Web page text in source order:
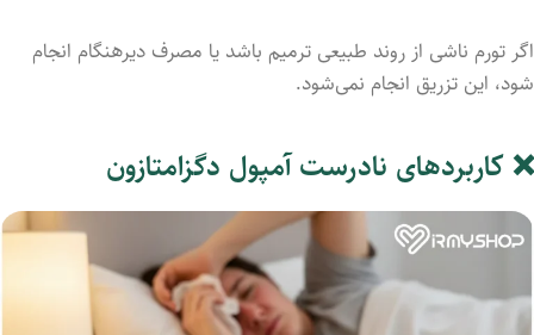
اگر تورم ناشی از روند طبیعی ترمیم باشد یا مصرف دیرهنگام انجام
شود، این تزریق انجام نمی‌‎شود.
❌ کاربردهای نادرست آمپول دگزامتازون